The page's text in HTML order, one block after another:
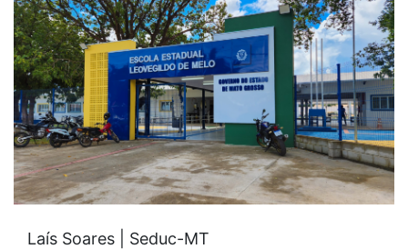
Laís Soares | Seduc-MT